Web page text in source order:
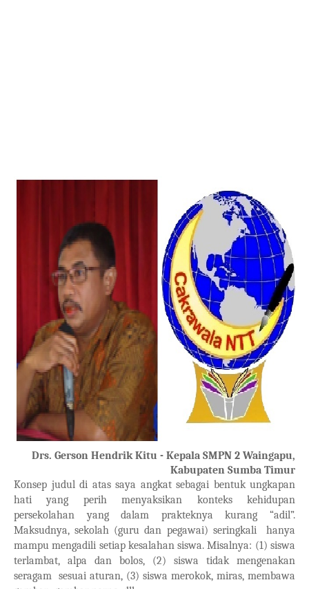
Drs. Gerson Hendrik Kitu - Kepala SMPN 2 Waingapu,
Kabupaten Sumba Timur
Konsep judul di atas saya angkat sebagai bentuk ungkapan
hati yang perih menyaksikan konteks kehidupan
persekolahan yang dalam prakteknya kurang “adil”.
Maksudnya, sekolah (guru dan pegawai) seringkali hanya
mampu mengadili setiap kesalahan siswa. Misalnya: (1) siswa
terlambat, alpa dan bolos, (2) siswa tidak mengenakan
seragam sesuai aturan, (3) siswa merokok, miras, membawa